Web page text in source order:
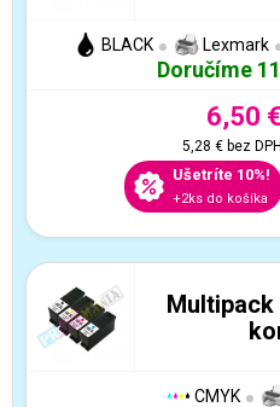
BLACK Lexmark
Doručíme
6,50 €
5,28 €bez DPH
Ušetríte 10%!
+2ks do košíka
Multipack
CMYK